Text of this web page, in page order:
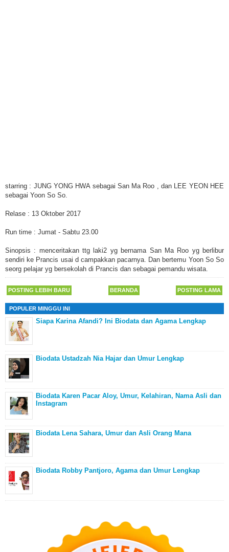
starring : JUNG YONG HWA sebagai San Ma Roo , dan LEE YEON HEE
sebagai Yoon So So.
Relase : 13 Oktober 2017
Run time : Jumat - Sabtu 23.00
Sinopsis : menceritakan ttg laki2 yg bernama San Ma Roo yg berlibur
sendiri ke Prancis usai d campakkan pacarnya. Dan bertemu Yoon So So
seorg pelajar yg bersekolah di Prancis dan sebagai pemandu wisata.
POSTING LEBIH BARU POSTING LAMA
BERANDA
POPULER MINGGU INI
Siapa Karina Afandi? Ini Biodata dan Agama Lengkap
Biodata Ustadzah Nia Hajar dan Umur Lengkap
Biodata Karen Pacar Aloy, Umur, Kelahiran, Nama Asli dan
Instagram
Biodata Lena Sahara, Umur dan Asli Orang Mana
Biodata Robby Pantjoro, Agama dan Umur Lengkap